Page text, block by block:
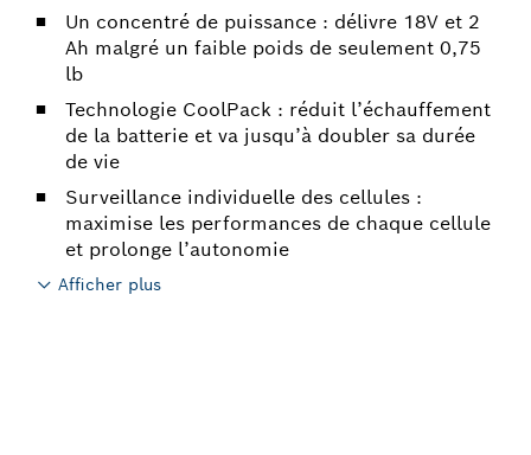
Un concentré de puissance : délivre 18V et 2
Ah malgré un faible poids de seulement 0,75
lb
Technologie CoolPack : réduit l’échauffement
de la batterie et va jusqu’à doubler sa durée
de vie
Surveillance individuelle des cellules :
maximise les performances de chaque cellule
et prolonge l’autonomie
Afficher plus